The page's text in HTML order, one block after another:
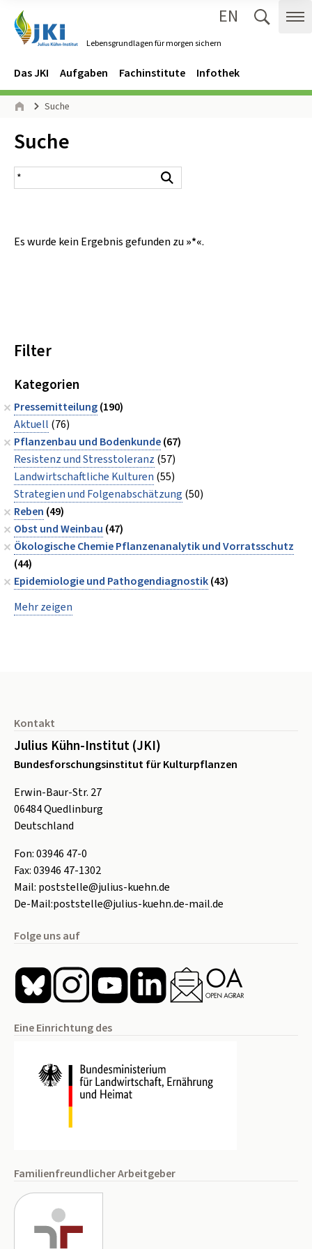
Lebensgrundlagen für morgen sichern
EN
Navigation
Hauptmenü
Das JKI Aufgaben Fachinstitute Infothek
Seitenpfad
Suche
Inhalt:
Suche
Suchergebnis
Es wurde kein Ergebnis gefunden zu »*«.
Filter
Kategorien
Pressemitteilung(190)
Aktuell (76)
Pflanzenbau und Bodenkunde(67)
Resistenz und Stresstoleranz (57)
Landwirtschaftliche Kulturen (55)
Strategien und Folgenabschätzung (50)
Reben (49)
Obst und Weinbau (47)
Ökologische Chemie Pflanzenanalytik und Vorratsschutz
(44)
Epidemiologie und Pathogendiagnostik(43)
Mehr zeigen
Kontakt
Julius Kühn-Institut (JKI)
Bundesforschungsinstitut für Kulturpflanzen
Erwin-Baur-Str. 27
06484Quedlinburg
Deutschland
Fon:03946 47-0
Fax:03946 47-1302
Mail: poststelle@julius-kuehn.de
De-Mail:poststelle@julius-kuehn.de-mail.de
Folge uns auf
Eine Einrichtung des
Familienfreundlicher Arbeitgeber